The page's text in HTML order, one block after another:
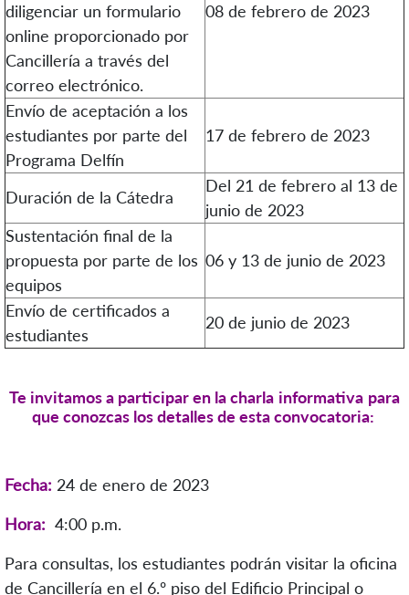
diligenciar un formulario
online proporcionado por
Cancillería a través del
correo electrónico.
08 de febrero de 2023
Envío de aceptación a los
estudiantes por parte del
Programa Delfín
17 de febrero de 2023
Duración de la Cátedra
Del 21 de febrero al 13 de
junio de 2023
Sustentación final de la
propuesta por parte de los
equipos
06 y 13 de junio de 2023
Envío de certificados a
estudiantes
20 de junio de 2023
Te invitamos a participar en la charla informativa para
que conozcas los detalles de esta convocatoria:
Fecha: 24 de enero de 2023
Hora: 4:00 p.m.
Para consultas, los estudiantes podrán visitar la oficina
de Cancillería en el 6.º piso del Edificio Principal o